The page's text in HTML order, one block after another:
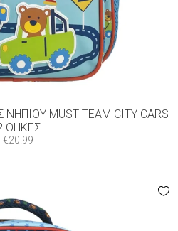
MUST TEAM CITY CARS
ΘΉΚΕΣ
€20.99